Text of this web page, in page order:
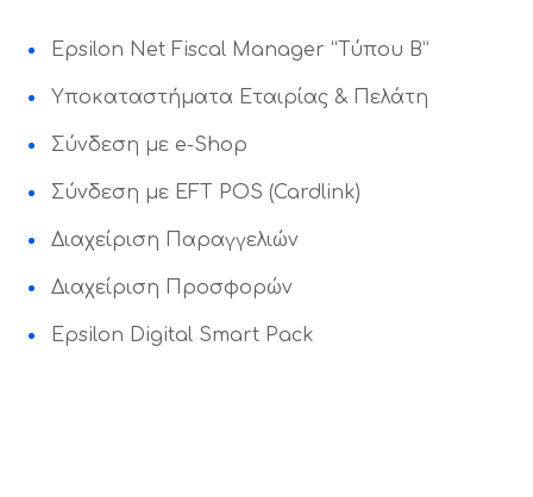
Epsilon Net Fiscal Manager “Τύπου Β”
Υποκαταστήματα Εταιρίας & Πελάτη
Σύνδεση με e-Shop
Σύνδεση με EFT POS (Cardlink)
Διαχείριση Παραγγελιών
Διαχείριση Προσφορών
Epsilon Digital Smart Pack